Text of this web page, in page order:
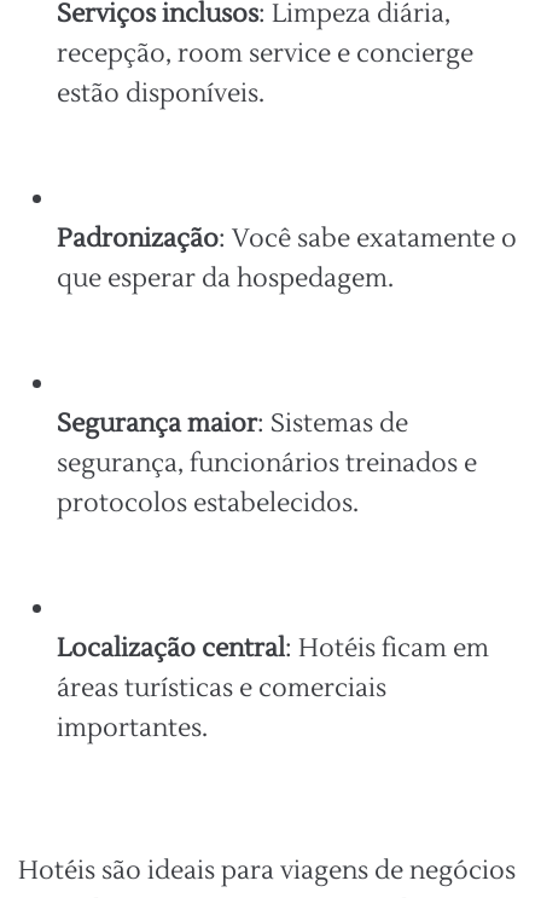
Serviços inclusos: Limpeza diária,
recepção, room service e concierge
estão disponíveis.
Padronização: Você sabe exatamente o
que esperar da hospedagem.
Segurança maior: Sistemas de
segurança, funcionários treinados e
protocolos estabelecidos.
Localização central: Hotéis ficam em
áreas turísticas e comerciais
importantes.
Hotéis são ideais para viagens de negócios